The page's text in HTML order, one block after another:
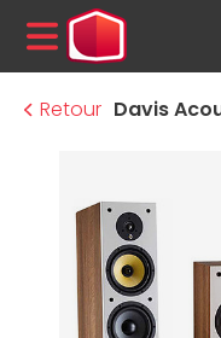
MENU
Retour